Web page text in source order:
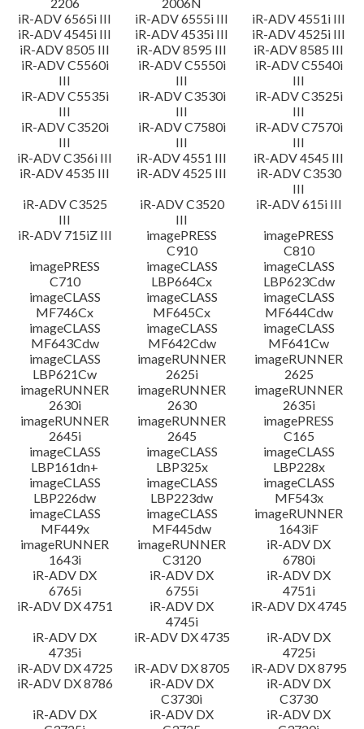
iR-ADV 6565i III
iR-ADV 6555i III
iR-ADV 4551i III
iR-ADV 4545i III
iR-ADV 4535i III
iR-ADV 4525i III
iR-ADV 8505 III
iR-ADV 8595 III
iR-ADV 8585 III
iR-ADV C5560i
III
iR-ADV C5550i
III
iR-ADV C5540i
III
iR-ADV C5535i
III
iR-ADV C3530i
III
iR-ADV C3525i
III
iR-ADV C3520i
III
iR-ADV C7580i
III
iR-ADV C7570i
III
iR-ADV C356i III
iR-ADV 4551 III
iR-ADV 4545 III
iR-ADV 4535 III
iR-ADV 4525 III
iR-ADV C3530
III
iR-ADV C3525
III
iR-ADV C3520
III
iR-ADV 615i III
iR-ADV 715iZ III
imagePRESS
C910
imagePRESS
C810
imagePRESS
C710
imageCLASS
LBP664Cx
imageCLASS
LBP623Cdw
imageCLASS
MF746Cx
imageCLASS
MF645Cx
imageCLASS
MF644Cdw
imageCLASS
MF643Cdw
imageCLASS
MF642Cdw
imageCLASS
MF641Cw
imageCLASS
LBP621Cw
imageRUNNER
2625i
imageRUNNER
2625
imageRUNNER
2630i
imageRUNNER
2630
imageRUNNER
2635i
imageRUNNER
2645i
imageRUNNER
2645
imagePRESS
C165
imageCLASS
LBP161dn+
imageCLASS
LBP325x
imageCLASS
LBP228x
imageCLASS
LBP226dw
imageCLASS
LBP223dw
imageCLASS
MF543x
imageCLASS
MF449x
imageCLASS
MF445dw
imageRUNNER
1643iF
imageRUNNER
1643i
imageRUNNER
C3120
iR-ADV DX
6780i
iR-ADV DX
6765i
iR-ADV DX
6755i
iR-ADV DX
4751i
iR-ADV DX 4751
iR-ADV DX
4745i
iR-ADV DX 4745
iR-ADV DX
4735i
iR-ADV DX 4735
iR-ADV DX
4725i
iR-ADV DX 4725
iR-ADV DX 8705
iR-ADV DX 8795
iR-ADV DX 8786
iR-ADV DX
C3730i
iR-ADV DX
C3730
iR-ADV DX
iR-ADV DX
iR-ADV DX